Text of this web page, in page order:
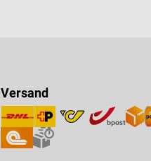
Versand